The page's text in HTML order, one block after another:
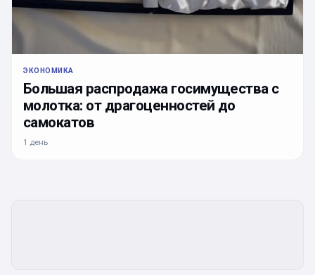
ЭКОНОМИКА
Большая распродажа госимущества с
молотка: от драгоценностей до
самокатов
1 день